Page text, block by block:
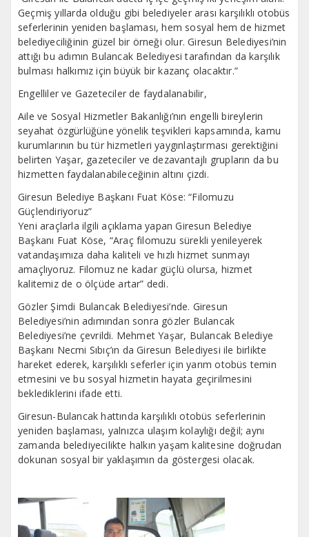
Geçmiş yıllarda olduğu gibi belediyeler arası karşılıklı otobüs
seferlerinin yeniden başlaması, hem sosyal hem de hizmet
belediyeciliğinin güzel bir örneği olur. Giresun Belediyesi’nin
attığı bu adımın Bulancak Belediyesi tarafından da karşılık
bulması halkımız için büyük bir kazanç olacaktır.”
Engelliler ve Gazeteciler de faydalanabilir,
Aile ve Sosyal Hizmetler Bakanlığı’nın engelli bireylerin
seyahat özgürlüğüne yönelik teşvikleri kapsamında, kamu
kurumlarının bu tür hizmetleri yaygınlaştırması gerektiğini
belirten Yaşar, gazeteciler ve dezavantajlı grupların da bu
hizmetten faydalanabileceğinin altını çizdi.
Giresun Belediye Başkanı Fuat Köse: “Filomuzu
Güçlendiriyoruz”
Yeni araçlarla ilgili açıklama yapan Giresun Belediye
Başkanı Fuat Köse, “Araç filomuzu sürekli yenileyerek
vatandaşımıza daha kaliteli ve hızlı hizmet sunmayı
amaçlıyoruz. Filomuz ne kadar güçlü olursa, hizmet
kalitemiz de o ölçüde artar” dedi.
Gözler Şimdi Bulancak Belediyesi’nde. Giresun
Belediyesi’nin adımından sonra gözler Bulancak
Belediyesi’ne çevrildi. Mehmet Yaşar, Bulancak Belediye
Başkanı Necmi Sıbıç’ın da Giresun Belediyesi ile birlikte
hareket ederek, karşılıklı seferler için yarım otobüs temin
etmesini ve bu sosyal hizmetin hayata geçirilmesini
beklediklerini ifade etti.
Giresun-Bulancak hattında karşılıklı otobüs seferlerinin
yeniden başlaması, yalnızca ulaşım kolaylığı değil; aynı
zamanda belediyecilikte halkın yaşam kalitesine doğrudan
dokunan sosyal bir yaklaşımın da göstergesi olacak.